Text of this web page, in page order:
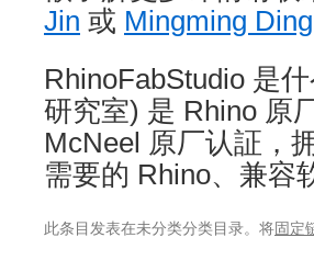
Jin 或 Mingming Ding
RhinoFabStudio 是
研究室) 是 Rhino 原
McNeel 原厂认証，
需要的 Rhino、兼容
此条目发表在未分类分类目录。将固定